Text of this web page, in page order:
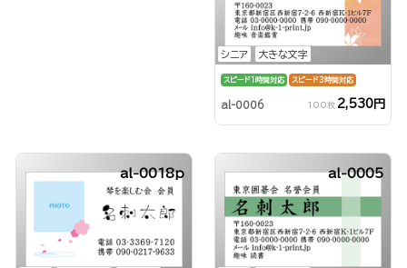
シニア 大きな文字
スピード1時間対応 スピード3時間対応
al-0006 100枚 2,530円
al-0018p al-0005